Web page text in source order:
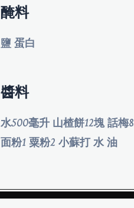
醃料
鹽 蛋白
醬料
水500毫升 山楂餅12塊 話
面粉1 粟粉2 小蘇打 水 油